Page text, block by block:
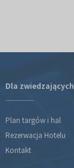
Dla zwiedzających
Plan targów i hal
Rezerwacja Hotelu
Kontakt